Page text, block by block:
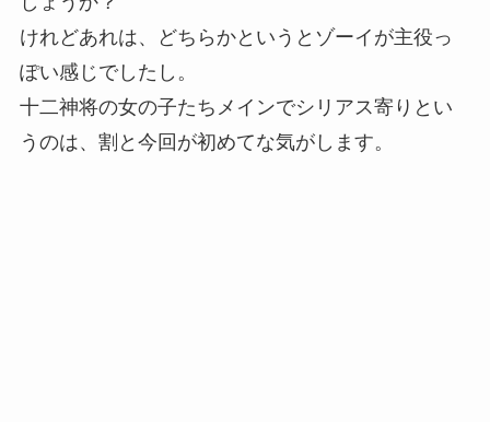
けれどあれは、どちらかというとゾーイが主役っ
ぽい感じでしたし。
十二神将の女の子たちメインでシリアス寄りとい
うのは、割と今回が初めてな気がします。